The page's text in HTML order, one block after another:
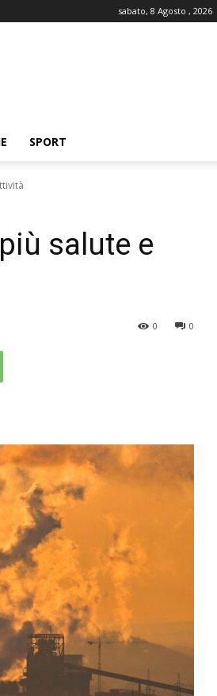
sabato, 8 Agosto , 2026
SPORT
salute e
0
0